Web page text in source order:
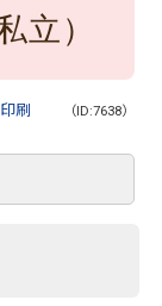
立）
（ID:7638）
印刷